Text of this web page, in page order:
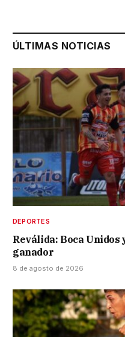
ÚLTIMAS NOTICIAS
DEPORTES
Reválida: Boca
ganador
8 de agosto de 2026